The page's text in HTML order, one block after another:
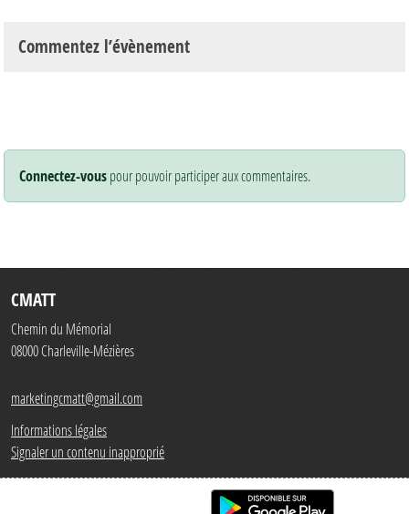
Commentez l’évènement
Connectez-vouspour pouvoir participer aux commentaires.
CMATT
Chemin du Mémorial
08000Charleville-Mézières
marketingcmatt@gmail.com
Informations légales
Signaler un contenu inapproprié